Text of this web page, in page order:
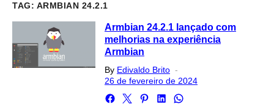
TAG: ARMBIAN 24.2.1
Armbian 24.2.1 lançado com
melhorias na experiência
Armbian
By Edivaldo Brito
on
26 de fevereiro de 2024